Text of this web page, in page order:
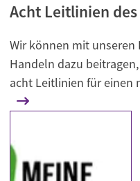
Acht Leitlinien
Wir können mit
Handeln dazu
acht Leitlinien für einen